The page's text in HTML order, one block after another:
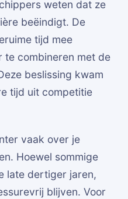
weten dat ze
beëindigt. De
tijd mee
te combineren met de
beslissing kwam
tijd uit competitie
vaak over je
Hoewel sommige
late dertiger jaren,
blijven. Voor